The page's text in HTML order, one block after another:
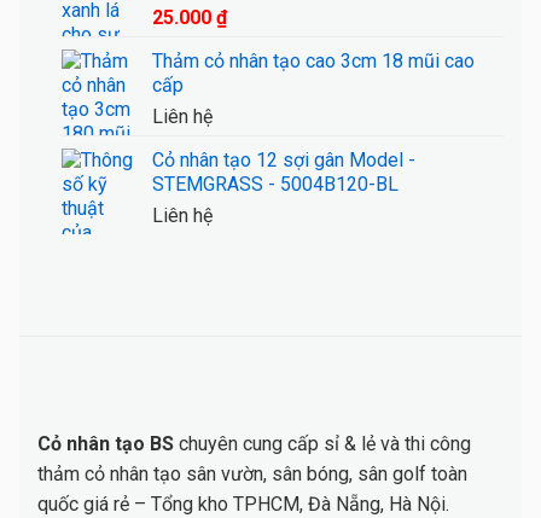
25.000 ₫
Thảm cỏ nhân tạo cao 3cm 18 mũi cao
cấp
Liên hệ
Cỏ nhân tạo 12 sợi gân Model -
STEMGRASS - 5004B120-BL
Liên hệ
Cỏ nhân tạo BS chuyên cung cấp sỉ & lẻ và thi công
thảm cỏ nhân tạo sân vườn, sân bóng, sân golf toàn
quốc giá rẻ – Tổng kho TPHCM, Đà Nẵng, Hà Nội.